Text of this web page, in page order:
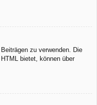
zu verwenden. Die
bietet, können über